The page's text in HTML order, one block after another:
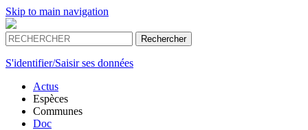
Skip to main navigation
S'identifier/Saisir ses données
Actus
Espèces
Communes
Doc